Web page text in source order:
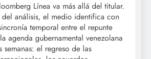
Línea va más allá del titular.
análisis, el medio identifica con
temporal entre el repunte
agenda gubernamental venezolana
semanas: el regreso de las